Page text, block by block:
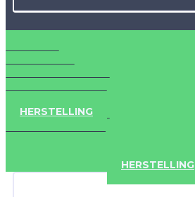
HERSTELLING
HERSTELLING